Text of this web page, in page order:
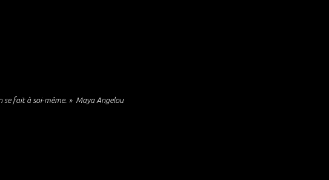
se fait à soi-même. » Maya Angelou